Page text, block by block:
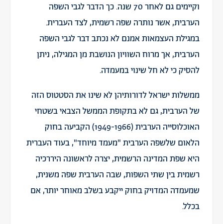
וקיימים גם לאחר 70 שנה. כך הדבר לגבי השפה
הערבית, אשר נותרה שפה רשמית, לצד העברית.
במגילת העצמאות אמנם לא נכתב דבר לגבי השפה
הערבית, אך מרוח השוויון הנושבת מן המגילה, ניתן
להסיק כי לא חל שינוי במעמדה.
ממשלות ישראל לדורותיהן לא שינו את הסטטוס הזה
של הערבית, גם לא בתקופת הממשל הצבאי בשטחי
האוכלוסייה הערבית (1949-1966) הקביעה בחוק
הלאום שלשפה הערבית "מעמד מיוחד", בעוד העברית
היא שפת המדינה הרשמית, יצרה לראשונה היררכיה
רשמית בין שתי השפות, שבה הערבית שפה משנית,
שמעמדה המדויק בחוק ייקבע בשלב מאוחר יותר, אם
בכלל.